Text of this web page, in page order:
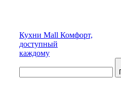
Кухни Mall Комфорт,
доступный
каждому